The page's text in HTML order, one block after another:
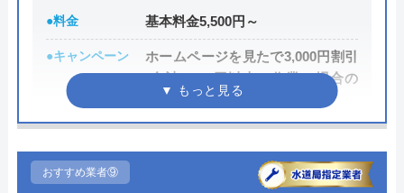
所在地
〒450-6319
愛知県名古屋市中村区名駅1-1-1 JPタ
ワー名古屋19F
対応エリア 全国
水110番のクチコミ on
●料金 基本料金5,500円～
●キャンペーン
ホームページを見たで3,000円割引
(合計8,000円以上の作業の場合の
●受付時間
おすすめ業者⑨